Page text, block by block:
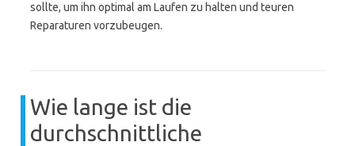
sollte, um ihn optimal am Laufen zu halten und teuren
Reparaturen vorzubeugen.
Wie lange ist die
durchschnittliche